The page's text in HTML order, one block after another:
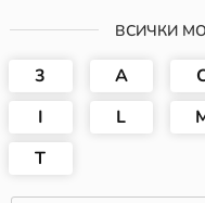
ВСИЧКИ
3 A
I
L
T